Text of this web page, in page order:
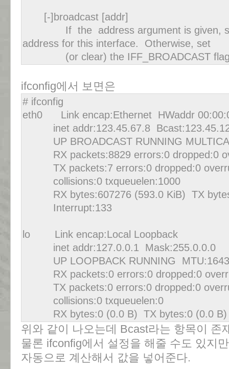
[-]broadcast [addr]
If the address argument is given, set
address for this interface. Otherwise, set
(or clear) the IFF_BROADCAST flag
ifconfig에서 보면은
# ifconfig
eth0 Link encap:Ethernet HWaddr
inet addr:123.45.67.8
UP BROADCAST RUNNING
RX packets:8829 errors:0 dropped:0
TX packets:7 errors:0 dropped:0
collisions:0 txqueuelen:1000
RX bytes:607276 (593.0 KiB) TX
Interrupt:133
lo Link encap:Local Loopback
inet addr:127.0.0.1 Mask:255.0.0.0
UP LOOPBACK RUNNING
RX packets:0 errors:0 dropped:0
TX packets:0 errors:0 dropped:0
collisions:0 txqueuelen:0
RX bytes:0 (0.0 B) TX bytes:0 (0.0 B)
위와 같이 나오는데 Bcast라는 항목이 존
물론 ifconfig에서 설정을 해줄 수도 있지
자동으로 계산해서 값을 넣어준다.